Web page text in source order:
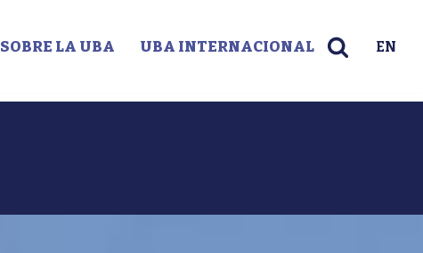
SOBRE LA UBA UBA INTERNACIONAL EN